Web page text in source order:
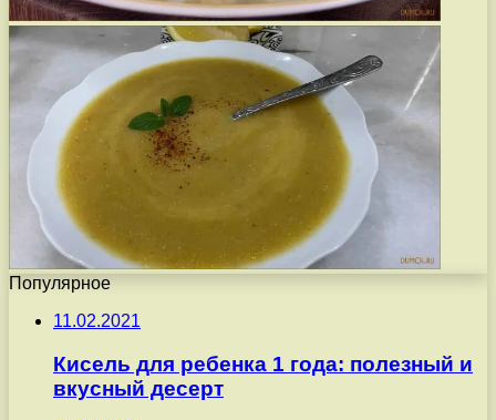
Популярное
11.02.2021
Кисель для ребенка 1 года: полезный и
вкусный десерт